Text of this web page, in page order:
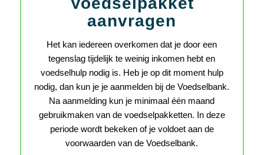
aanvragen
Het kan iedereen overkomen dat je door een
tegenslag tijdelijk te weinig inkomen hebt en
voedselhulp nodig is. Heb je op dit moment hulp
nodig, dan kun je je aanmelden bij de Voedselbank.
Na aanmelding kun je minimaal één maand
gebruikmaken van de voedselpakketten. In deze
periode wordt bekeken of je voldoet aan de
voorwaarden van de Voedselbank.